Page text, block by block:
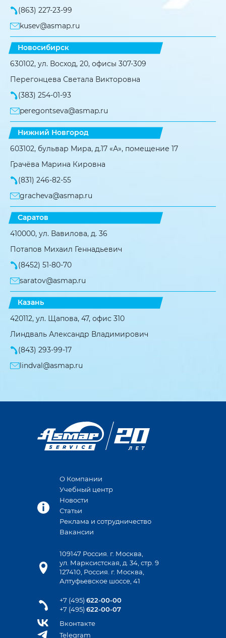
(863) 227-23-99
kusev@asmap.ru
Новосибирск
630102, ул. Восход, 20, офисы 307-309
Перегонцева Светала Викторовна
(383) 254-01-93
peregontseva@asmap.ru
Нижний Новгород
603102, бульвар Мира, д.17 «А», помещение 17
Грачёва Марина Кировна
(831) 246-82-55
gracheva@asmap.ru
Саратов
410000, ул. Вавилова, д. 36
Потапов Михаил Геннадьевич
(8452) 51-80-70
saratov@asmap.ru
Казань
420112, ул. Щапова, 47, офис 310
Линдваль Александр Владимирович
(843) 293-99-17
lindval@asmap.ru
О Компании
Учебный центр
Новости
Статьи
Реклама и сотрудничество
Вакансии
109147 Россия. г. Москва,
ул. Марксистская, д. 34, стр. 9
127410, Россия. г. Москва,
Алтуфьевское шоссе, 41
+7 (495) 622-00-00
+7 (495) 622-00-07
Вконтакте
Telegram